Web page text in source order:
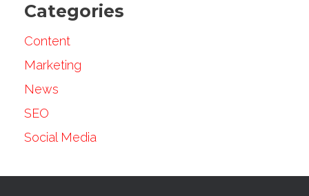
Categories
Content
Marketing
News
SEO
Social Media